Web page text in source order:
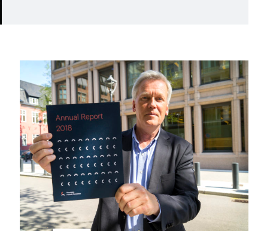
Read
article
"Årsrapport:
Slik
står
det
til
med
menneskerettighetene"